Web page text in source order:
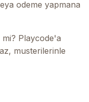
odeme yapmana
Playcode'a
musterilerinle